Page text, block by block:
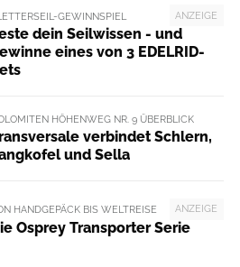
ANZEIGE
GEWINNSPIEL
dein Seilwissen - und
eines von 3 EDELRID-
HÖHENWEG NR. 9 ÜBERBLICK
verbindet Schlern,
und Sella
ANZEIGE
HANDGEPÄCK BIS WELTREISE
Osprey Transporter Serie